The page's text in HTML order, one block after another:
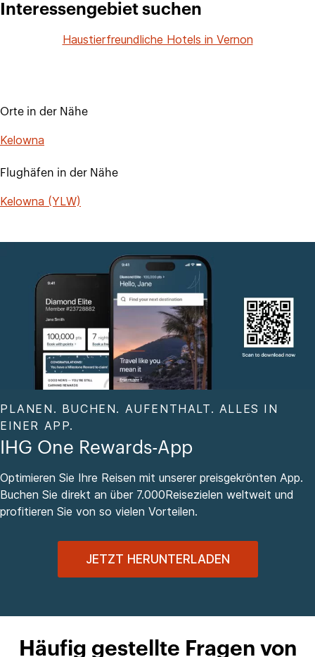
Interessengebiet suchen
Haustierfreundliche Hotels in Vernon
Orte in der Nähe
Kelowna
Flughäfen in der Nähe
Kelowna (YLW)
PLANEN. BUCHEN. AUFENTHALT. ALLES IN
EINER APP.
IHG One Rewards-App
Optimieren Sie Ihre Reisen mit unserer preisgekrönten App.
Buchen Sie direkt an über 7.000Reisezielen weltweit und
profitieren Sie von so vielen Vorteilen.
JETZT HERUNTERLADEN
Häufig gestellte Fragen von